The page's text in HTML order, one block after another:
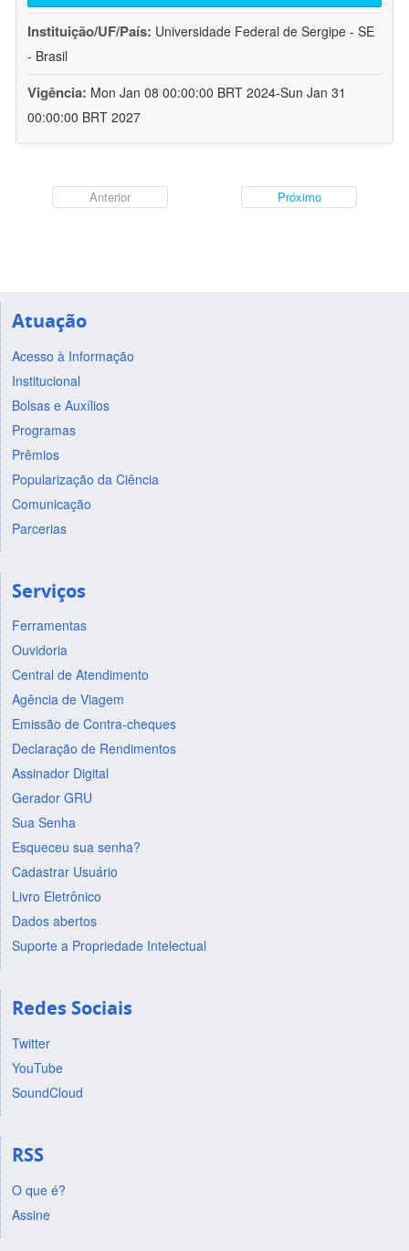
Instituição/UF/País: Universidade Federal de Sergipe - SE
- Brasil
Vigência: Mon Jan 08 00:00:00 BRT 2024-Sun Jan 31
00:00:00 BRT 2027
Anterior Próximo
Atuação
Acesso à Informação
Institucional
Bolsas e Auxílios
Programas
Prêmios
Popularização da Ciência
Comunicação
Parcerias
Serviços
Ferramentas
Ouvidoria
Central de Atendimento
Agência de Viagem
Emissão de Contra-cheques
Declaração de Rendimentos
Assinador Digital
Gerador GRU
Sua Senha
Esqueceu sua senha?
Cadastrar Usuário
Livro Eletrônico
Dados abertos
Suporte a Propriedade Intelectual
Redes Sociais
Twitter
YouTube
SoundCloud
RSS
O que é?
Assine